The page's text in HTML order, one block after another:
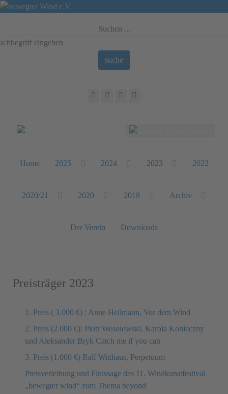
Suchen ...
suche
Sprache auswählen
Home 2025 2024 2023 2022
2020/21 2020 2018 Archiv
Der Verein Downloads
Preisträger 2023
1. Preis ( 3.000 €) : Anne Heilmann, Vor dem Wind
2. Preis (2.000 €): Piotr Wesolowski, Karola Konieczny
und Aleksander Bryk Catch me if you can
3. Preis (1.000 €) Ralf Witthaus, Perpetuum
Preisverleihung und Finissage das 11. Windkunstfestival
„bewegter wind“ zum Thema beyond